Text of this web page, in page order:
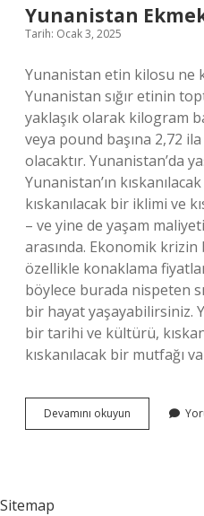
Yunanistan
Tarih: Ocak 3, 2025
Yunanistan etin kilosu ne
Yunanistan sığır etinin
yaklaşık olarak kilogram
veya pound başına 2,72
olacaktır. Yunanistan’da
Yunanistan’ın
kıskanılacak bir iklimi ve
– ve yine de yaşam
arasında. Ekonomik krizin
özellikle konaklama
böylece burada nispeten
bir hayat yaşayabilirsiniz.
bir tarihi ve kültürü,
kıskanılacak bir mutfağı
Devamını okuyun Yunanistan
Ekmek
Sitemap